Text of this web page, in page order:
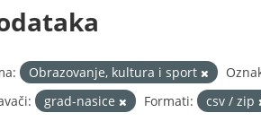
Obrazovanje, kultura i sport
grad-nasice Formati: csv / zip